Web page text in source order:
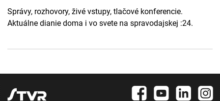
Správy, rozhovory, živé vstupy, tlačové konferencie.
Aktuálne dianie doma i vo svete na spravodajskej :24.